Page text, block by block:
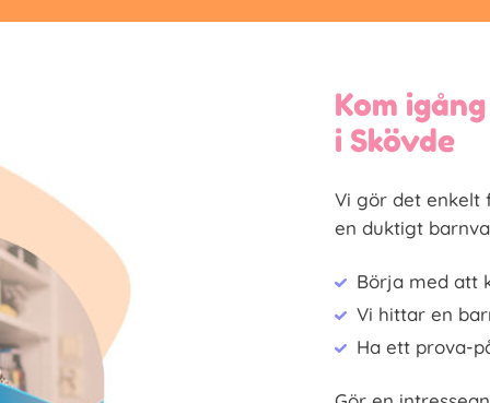
Kom
i Skövde
Vi gör det enkelt
en duktigt
Börja med att
Vi hittar en
Ha ett prova-